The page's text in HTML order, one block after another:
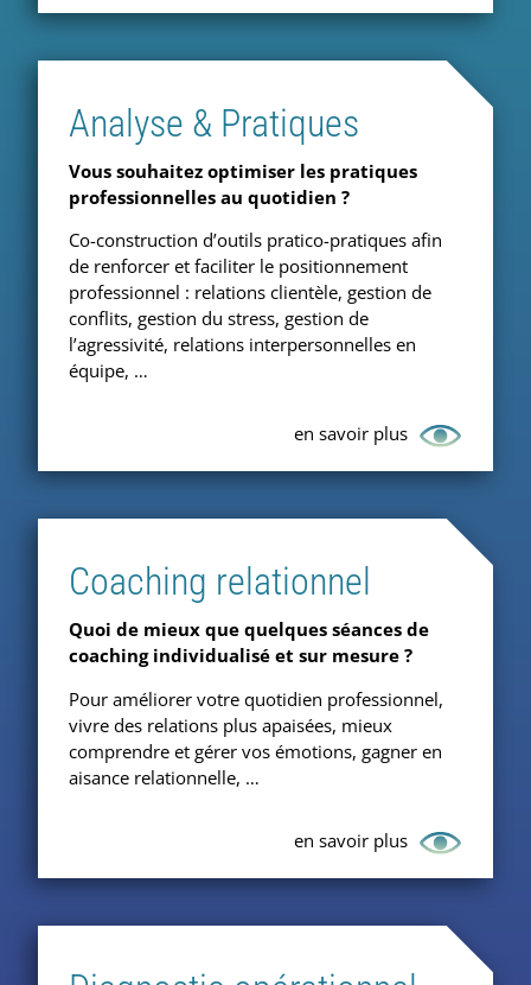
Analyse & Pratiques
Vous souhaitez optimiser les pratiques
professionnelles au quotidien ?
Co-construction d’outils pratico-pratiques afin
de renforcer et faciliter le positionnement
professionnel : relations clientèle, gestion de
conflits, gestion du stress, gestion de
l’agressivité, relations interpersonnelles en
équipe, …
en savoir plus
Coaching relationnel
Quoi de mieux que quelques séances de
coaching individualisé et sur mesure ?
Pour améliorer votre quotidien professionnel,
vivre des relations plus apaisées, mieux
comprendre et gérer vos émotions, gagner en
aisance relationnelle, …
en savoir plus